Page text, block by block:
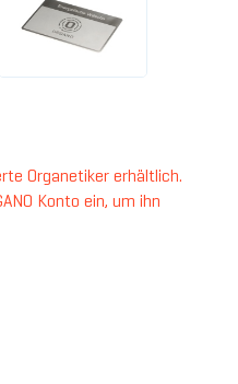
Organetiker erhältlich.
Konto ein, um ihn